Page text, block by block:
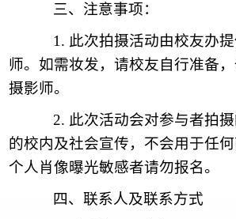
三、 注意事项：
1. 此次拍摄活动由校友办
师。如需妆发，请校友自行准备
摄影师。
2. 此次活动会对参与者拍
的校内及社会宣传，不会用于任
个人肖像曝光敏感者请勿报名。
四、联系人及联系方式